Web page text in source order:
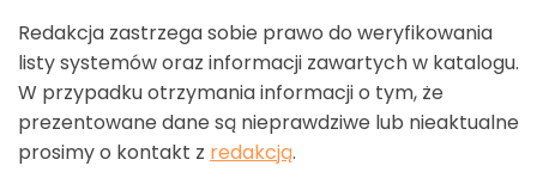
Redakcja zastrzega sobie prawo do weryfikowania
listy systemów oraz informacji zawartych w katalogu.
W przypadku otrzymania informacji o tym, że
prezentowane dane są nieprawdziwe lub nieaktualne
prosimy o kontakt z redakcją.